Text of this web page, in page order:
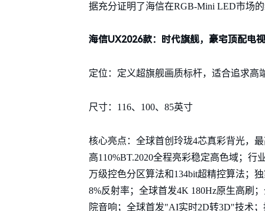
据充分证明了海信在RGB-Mini LED市场
海信UX2026款：时代旗舰，豪宅顶配电视
定位：定义超旗舰画质标杆，适合追求高
尺寸：116、100、85英寸
核心亮点：全球首创玲珑4芯真彩背光，
高110%BT.2020全程亮彩稳定高色域；行
万级控色分区算法和134bit超精控算法；
8%反射率；全球首发4K 180Hz原生高刷
院音响；全球首发"AI实时2D转3D"技术